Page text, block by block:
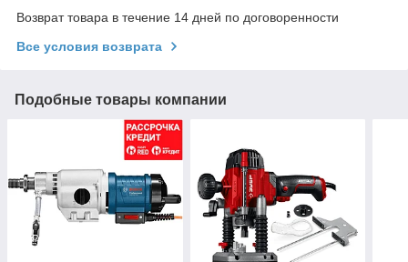
Возврат товара в течение 14 дней по договоренности
Все условия возврата
Подобные товары компании